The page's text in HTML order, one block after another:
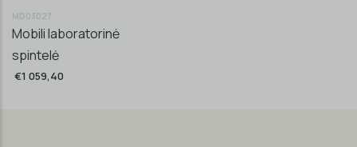
MD03027
Mobili laboratorinė
spintelė
€1 059,40